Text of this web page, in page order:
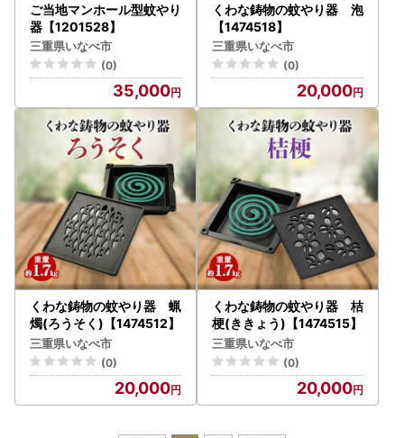
ご当地マンホール型蚊やり
器【1201528】
三重県いなべ市
(0)
35,000
くわな鋳物の蚊やり器 泡
【1474518】
三重県いなべ市
(0)
20,000
くわな鋳物の蚊やり器 蝋
燭(ろうそく)【1474512】
三重県いなべ市
(0)
20,000
くわな鋳物の蚊やり器 桔
梗(ききょう)【1474515】
三重県いなべ市
(0)
20,000